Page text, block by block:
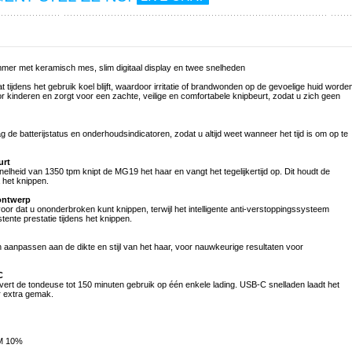
met keramisch mes, slim digitaal display en twee snelheden
het gebruik koel blijft, waardoor irritatie of brandwonden op de gevoelige huid
kinderen en zorgt voor een zachte, veilige en comfortabele knipbeurt, zodat u zich geen
de batterijstatus en onderhoudsindicatoren, zodat u altijd weet wanneer het tijd is om op te
van 1350 tpm knipt de MG19 het haar en vangt het tegelijkertijd op. Dit houdt de
knippen.
dat u ononderbroken kunt knippen, terwijl het intelligente anti-verstoppingssysteem
prestatie tijdens het knippen.
aan de dikte en stijl van het haar, voor nauwkeurige resultaten voor
de tondeuse tot 150 minuten gebruik op één enkele lading. USB-C snelladen laadt het
gemak.
10%